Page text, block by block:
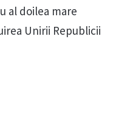
al doilea mare
Unirii Republicii